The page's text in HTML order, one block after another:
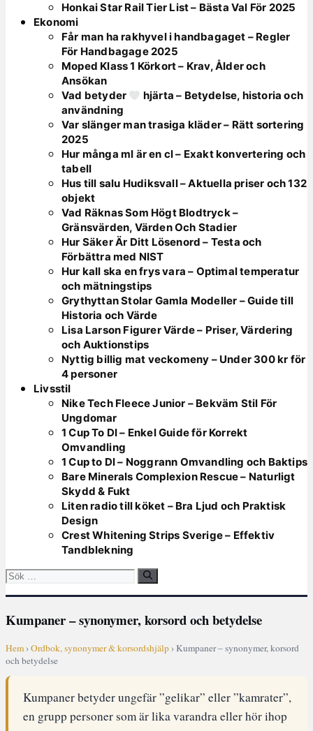
Honkai Star Rail Tier List – Bästa Val För 2025
Ekonomi
Får man ha rakhyvel i handbagaget – Regler
För Handbagage 2025
Moped Klass 1 Körkort – Krav, Ålder och
Ansökan
Vad betyder
hjärta – Betydelse, historia och
användning
Var slänger man trasiga kläder – Rätt sortering
2025
Hur många ml är en cl – Exakt konvertering och
tabell
Hus till salu Hudiksvall – Aktuella priser och 132
objekt
Vad Räknas Som Högt Blodtryck –
Gränsvärden, Värden Och Stadier
Hur Säker Är Ditt Lösenord – Testa och
Förbättra med NIST
Hur kall ska en frys vara – Optimal temperatur
och mätningstips
Grythyttan Stolar Gamla Modeller – Guide till
Historia och Värde
Lisa Larson Figurer Värde – Priser, Värdering
och Auktionstips
Nyttig billig mat veckomeny – Under 300 kr för
4 personer
Livsstil
Nike Tech Fleece Junior – Bekväm Stil För
Ungdomar
1 Cup To Dl – Enkel Guide för Korrekt
Omvandling
1 Cup to Dl – Noggrann Omvandling och Baktips
Bare Minerals Complexion Rescue – Naturligt
Skydd & Fukt
Liten radio till köket – Bra Ljud och Praktisk
Design
Crest Whitening Strips Sverige – Effektiv
Tandblekning
Sök
Kumpaner – synonymer, korsord och betydelse
Hem›Ordbok, synonymer & korsordshjälp› Kumpaner – synonymer, korsord
och betydelse
Kumpaner betyder ungefär ”gelikar” eller ”kamrater”,
en grupp personer som är lika varandra eller hör ihop